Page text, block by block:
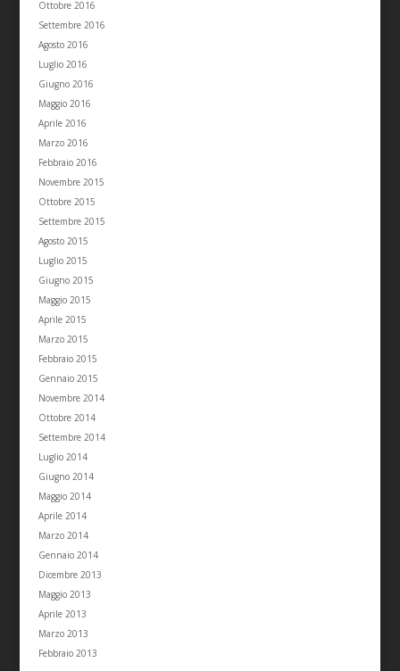
Ottobre 2016
Settembre 2016
Agosto 2016
Luglio 2016
Giugno 2016
Maggio 2016
Aprile 2016
Marzo 2016
Febbraio 2016
Novembre 2015
Ottobre 2015
Settembre 2015
Agosto 2015
Luglio 2015
Giugno 2015
Maggio 2015
Aprile 2015
Marzo 2015
Febbraio 2015
Gennaio 2015
Novembre 2014
Ottobre 2014
Settembre 2014
Luglio 2014
Giugno 2014
Maggio 2014
Aprile 2014
Marzo 2014
Gennaio 2014
Dicembre 2013
Maggio 2013
Aprile 2013
Marzo 2013
Febbraio 2013